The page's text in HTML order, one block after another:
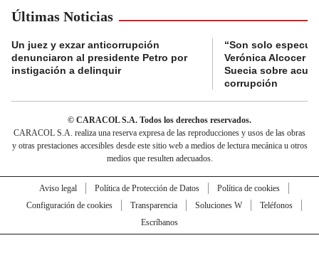
Últimas Noticias
Un juez y exzar anticorrupción
denunciaron al presidente Petro por
instigación a delinquir
“Son solo
Verónica Alcocer a
Suecia sobre
corrupción
© CARACOL S.A. Todos los derechos reservados.
CARACOL S.A. realiza una reserva expresa de las reproducciones y usos de las obras
y otras prestaciones accesibles desde este sitio web a medios de lectura mecánica u otros
medios que resulten adecuados.
Aviso legal Política de Protección de Datos
Política de cookies
Configuración de cookies
Transparencia Soluciones W
Teléfonos
Escríbanos